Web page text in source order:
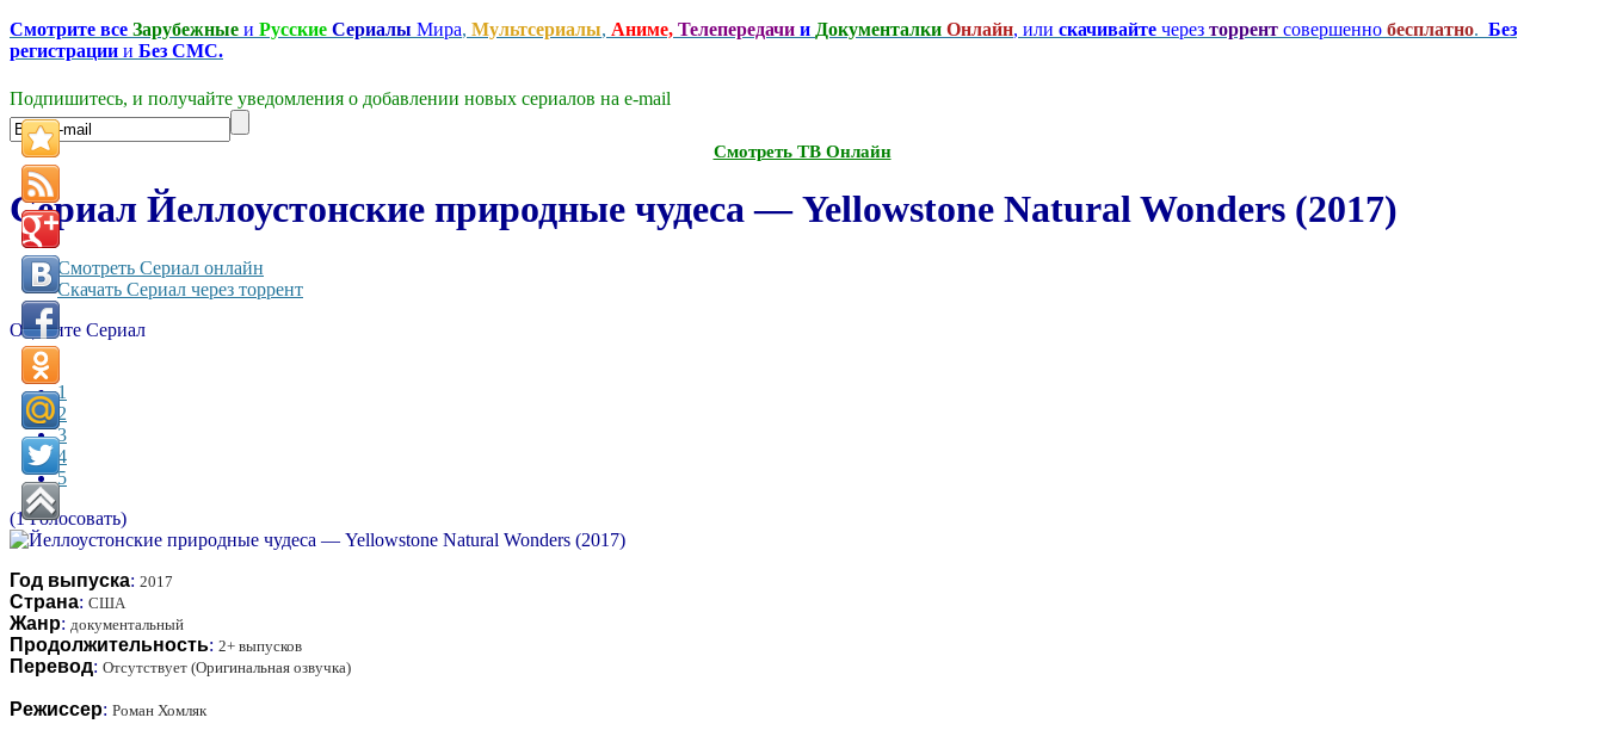
Смотрите все Зарубежные и Русские Сериалы Мира, Мультсериалы, Аниме, Телепередачи и Документалки Онлайн, или скачивайте через торрент совершенно бесплатно. Без
регистрации и Без СМС.
Подпишитесь, и получайте уведомления о добавлении новых сериалов на e-mаil
Смотреть ТВ Онлайн
Сериал Йеллоустонские природные чудеса — Yellowstone Natural Wonders (2017)
Смотреть Сериал онлайн
Скачать Сериал через торрент
Оцените Сериал
1
2
3
4
5
(1 Голосовать)
Год выпуска: 2017
Страна: США
Жанр: документальный
Продолжительность: 2+ выпусков
Перевод: Отсутствует (Оригинальная озвучка)
Режиссер: Роман Хомляк